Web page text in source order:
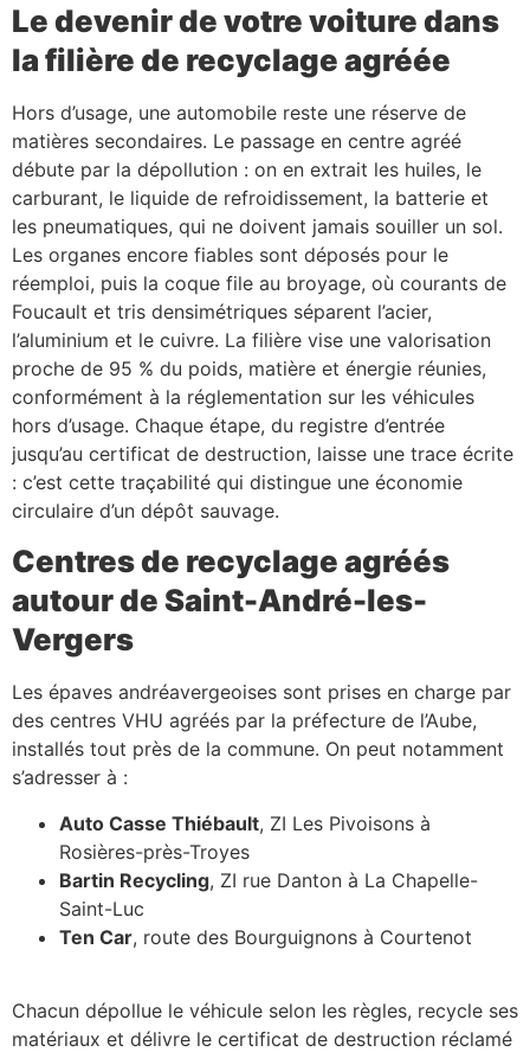
Le devenir de votre voiture dans
la filière de recyclage agréée
Hors d’usage, une automobile reste une réserve de
matières secondaires. Le passage en centre agréé
débute par la dépollution : on en extrait les huiles, le
carburant, le liquide de refroidissement, la batterie et
les pneumatiques, qui ne doivent jamais souiller un sol.
Les organes encore fiables sont déposés pour le
réemploi, puis la coque file au broyage, où courants de
Foucault et tris densimétriques séparent l’acier,
l’aluminium et le cuivre. La filière vise une valorisation
proche de 95 % du poids, matière et énergie réunies,
conformément à la réglementation sur les véhicules
hors d’usage. Chaque étape, du registre d’entrée
jusqu’au certificat de destruction, laisse une trace écrite
: c’est cette traçabilité qui distingue une économie
circulaire d’un dépôt sauvage.
Centres de recyclage agréés
autour de Saint-André-les-
Vergers
Les épaves andréavergeoises sont prises en charge par
des centres VHU agréés par la préfecture de l’Aube,
installés tout près de la commune. On peut notamment
s’adresser à :
Auto Casse Thiébault, ZI Les Pivoisons à
Rosières-près-Troyes
Bartin Recycling, ZI rue Danton à La Chapelle-
Saint-Luc
Ten Car, route des Bourguignons à Courtenot
Chacun dépollue le véhicule selon les règles, recycle ses
matériaux et délivre le certificat de destruction réclamé